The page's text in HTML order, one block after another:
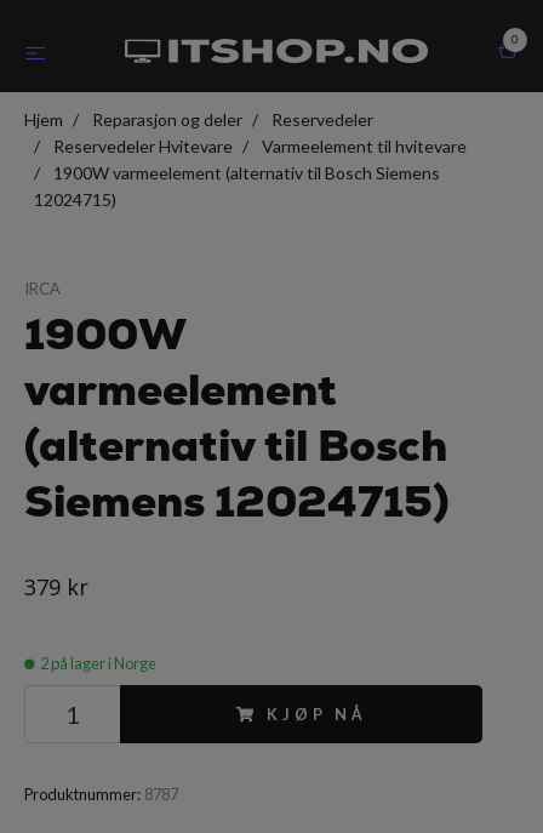
0
Hjem Reparasjon og deler
Reservedeler
Reservedeler Hvitevare
Varmeelement til hvitevare
1900W varmeelement (alternativ til Bosch Siemens
12024715)
IRCA
1900W
varmeelement
(alternativ til Bosch
Siemens 12024715)
379 kr
2på lager i Norge
KJØP NÅ
Produktnummer: 8787